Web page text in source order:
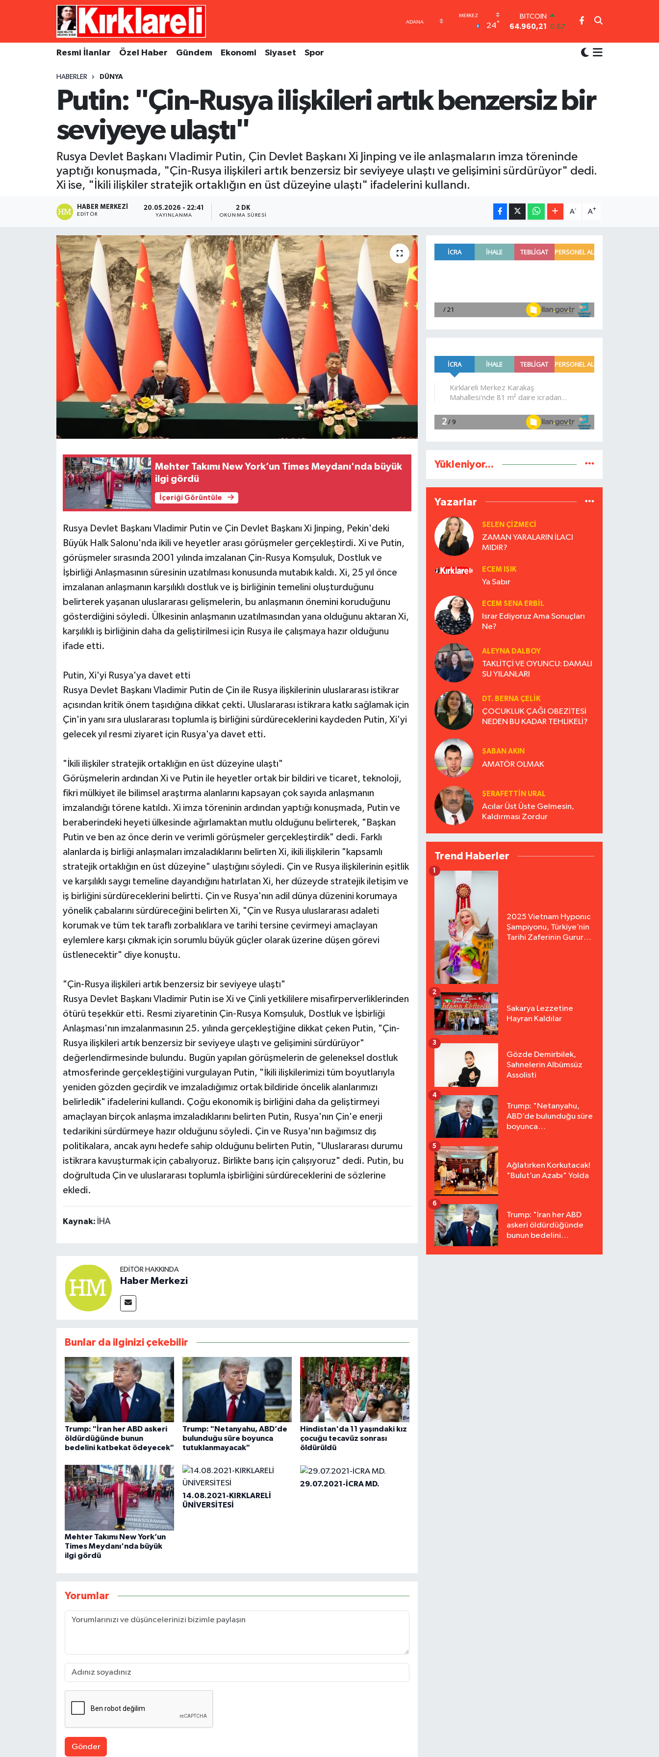
24°
DOLAR
47,7436
0.18
6648.99
BİST100
13.779 -14
Resmi İlanlar Özel Haber Gündem Ekonomi Siyaset Spor
HABERLER DÜNYA
Putin: "Çin-Rusya ilişkileri artık benzersiz bir
seviyeye ulaştı"
Rusya Devlet Başkanı Vladimir Putin, Çin Devlet Başkanı Xi Jinping ve ile anlaşmaların imza töreninde
yaptığı konuşmada, "Çin-Rusya ilişkileri artık benzersiz bir seviyeye ulaştı ve gelişimini sürdürüyor" dedi.
Xi ise, "İkili ilişkiler stratejik ortaklığın en üst düzeyine ulaştı" ifadelerini kullandı.
HABER MERKEZI
EDITÖR
20.05.2026 - 22:41
YAYINLANMA
2 DK
OKUNMA SÜRESI
A- A+
Mehter Takımı New York’un Times Meydanı'nda büyük
ilgi gördü
İçeriği Görüntüle
Rusya Devlet Başkanı Vladimir Putin ve Çin Devlet Başkanı Xi Jinping, Pekin'deki
Büyük Halk Salonu'nda ikili ve heyetler arası görüşmeler gerçekleştirdi. Xi ve Putin,
görüşmeler sırasında 2001 yılında imzalanan Çin-Rusya Komşuluk, Dostluk ve
İşbirliği Anlaşmasının süresinin uzatılması konusunda mutabık kaldı. Xi, 25 yıl önce
imzalanan anlaşmanın karşılıklı dostluk ve iş birliğinin temelini oluşturduğunu
belirterek yaşanan uluslararası gelişmelerin, bu anlaşmanın önemini koruduğunu
gösterdiğini söyledi. Ülkesinin anlaşmanın uzatılmasından yana olduğunu aktaran Xi,
karşılıklı iş birliğinin daha da geliştirilmesi için Rusya ile çalışmaya hazır olduğunu
ifade etti.
Putin, Xi'yi Rusya'ya davet etti
Rusya Devlet Başkanı Vladimir Putin de Çin ile Rusya ilişkilerinin uluslararası istikrar
açısından kritik önem taşıdığına dikkat çekti. Uluslararası istikrara katkı sağlamak için
Çin'in yanı sıra uluslararası toplumla iş birliğini sürdüreceklerini kaydeden Putin, Xi'yi
gelecek yıl resmi ziyaret için Rusya'ya davet etti.
"İkili ilişkiler stratejik ortaklığın en üst düzeyine ulaştı"
Görüşmelerin ardından Xi ve Putin ile heyetler ortak bir bildiri ve ticaret, teknoloji,
fikri mülkiyet ile bilimsel araştırma alanlarını kapsayan çok sayıda anlaşmanın
imzalandığı törene katıldı. Xi imza töreninin ardından yaptığı konuşmada, Putin ve
beraberindeki heyeti ülkesinde ağırlamaktan mutlu olduğunu belirterek, "Başkan
Putin ve ben az önce derin ve verimli görüşmeler gerçekleştirdik" dedi. Farklı
alanlarda iş birliği anlaşmaları imzaladıklarını belirten Xi, ikili ilişkilerin "kapsamlı
stratejik ortaklığın en üst düzeyine" ulaştığını söyledi. Çin ve Rusya ilişkilerinin eşitlik
ve karşılıklı saygı temeline dayandığını hatırlatan Xi, her düzeyde stratejik iletişim ve
iş birliğini sürdüreceklerini belirtti. Çin ve Rusya'nın adil dünya düzenini korumaya
yönelik çabalarını sürdüreceğini belirten Xi, "Çin ve Rusya uluslararası adaleti
korumak ve tüm tek taraflı zorbalıklara ve tarihi tersine çevirmeyi amaçlayan
eylemlere karşı çıkmak için sorumlu büyük güçler olarak üzerine düşen görevi
üstlenecektir" diye konuştu.
"Çin-Rusya ilişkileri artık benzersiz bir seviyeye ulaştı"
Rusya Devlet Başkanı Vladimir Putin ise Xi ve Çinli yetkililere misafirperverliklerinden
ötürü teşekkür etti. Resmi ziyaretinin Çin-Rusya Komşuluk, Dostluk ve İşbirliği
Anlaşması'nın imzalanmasının 25. yılında gerçekleştiğine dikkat çeken Putin, "Çin-
Rusya ilişkileri artık benzersiz bir seviyeye ulaştı ve gelişimini sürdürüyor"
değerlendirmesinde bulundu. Bugün yapılan görüşmelerin de geleneksel dostluk
atmosferinde gerçekleştiğini vurgulayan Putin, "İkili ilişkilerimizi tüm boyutlarıyla
yeniden gözden geçirdik ve imzaladığımız ortak bildiride öncelik alanlarımızı
belirledik" ifadelerini kullandı. Çoğu ekonomik iş birliğini daha da geliştirmeyi
amaçlayan birçok anlaşma imzaladıklarını belirten Putin, Rusya'nın Çin'e enerji
tedarikini sürdürmeye hazır olduğunu söyledi. Çin ve Rusya'nın bağımsız dış
politikalara, ancak aynı hedefe sahip olduğunu belirten Putin, "Uluslararası durumu
istikrara kavuşturmak için çabalıyoruz. Birlikte barış için çalışıyoruz" dedi. Putin, bu
doğrultuda Çin ve uluslararası toplumla işbirliğini sürdüreceklerini de sözlerine
ekledi.
Kaynak: İHA
EDITÖR HAKKINDA
Haber Merkezi
Bunlar da ilginizi çekebilir
Trump: "İran her ABD askeri
öldürdüğünde bunun
bedelini katbekat ödeyecek"
Trump: "Netanyahu, ABD’de
bulunduğu süre boyunca
tutuklanmayacak"
Hindistan'da 11 yaşındaki kız
çocuğu tecavüz sonrası
öldürüldü
Mehter Takımı New York’un
Times Meydanı'nda büyük
ilgi gördü
14.08.2021-KIRKLARELİ
ÜNİVERSİTESİ
29.07.2021-İCRA MD.
Yorumlar
Gönder
Yükleniyor...
Yazarlar
SELEN ÇİZMECİ
ZAMAN YARALARIN İLACI
MIDIR?
ECEM IŞIK
Ya Sabır
ECEM SENA ERBIL
Israr Ediyoruz Ama Sonuçları
Ne?
ALEYNA DALBOY
TAKLİTÇİ VE OYUNCU: DAMALI
SU YILANLARI
DT. BERNA ÇELIK
ÇOCUKLUK ÇAĞI OBEZİTESİ
NEDEN BU KADAR TEHLİKELİ?
ŞABAN AKIN
AMATÖR OLMAK
ŞERAFETTIN URAL
Acılar Üst Üste Gelmesin,
Kaldırması Zordur
Trend Haberler
2025 Vietnam Hyponıc
Şampiyonu, Türkiye’nin
Tarihi Zaferinin Gururu
1
Sakarya Lezzetine
Hayran Kaldılar
2
Gözde Demirbilek,
Sahnelerin Albümsüz
Assolisti
3
Trump: "Netanyahu,
ABD’de bulunduğu süre
boyunca
4
Ağlatırken Korkutacak!
"Bulut’un Azabı" Yolda
5
Trump: "İran her ABD
askeri öldürdüğünde
bunun bedelini
6
Resmi İlanlar
Ekonomi
Kültür Sanat
Magazin
Merkez Nöbetçi Eczaneler
Merkez Trafik Yoğunluk Haritası
Süper Lig Puan Durumu ve Fikstür
Tüm Manşetler
Son Dakika Haberleri
Haber Arşivi